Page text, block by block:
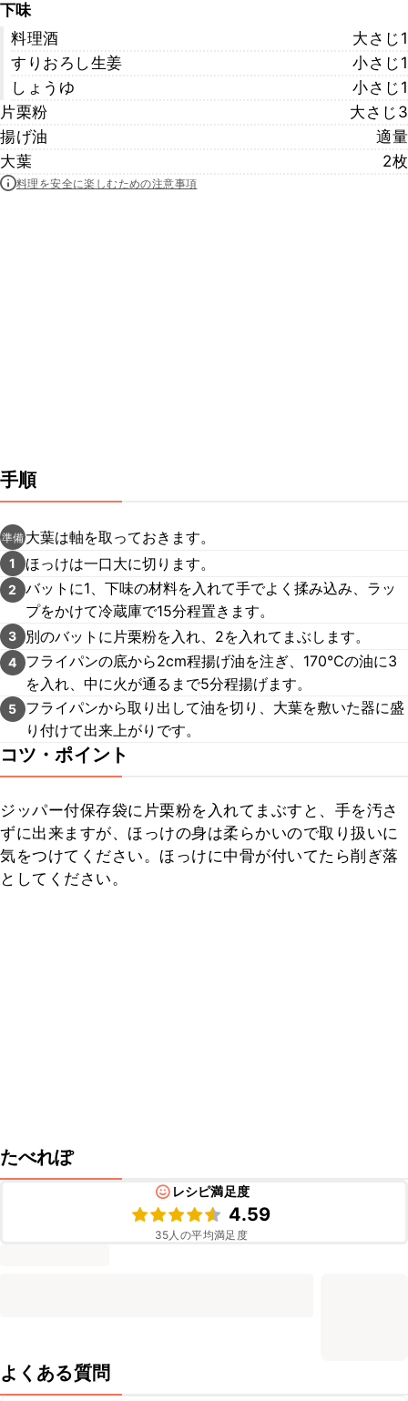
下味
料理酒
大さじ1
すりおろし生姜
小さじ1
しょうゆ
小さじ1
片栗粉
大さじ3
揚げ油
適量
大葉
2枚
料理を安全に楽しむための注意事項
手順
準備 大葉は軸を取っておきます。
1 ほっけは一口大に切ります。
2
バットに1、下味の材料を入れて手でよく揉み込み、ラッ
プをかけて冷蔵庫で15分程置きます。
3 別のバットに片栗粉を入れ、2を入れてまぶします。
4
フライパンの底から2cm程揚げ油を注ぎ、170℃の油に3
を入れ、中に火が通るまで5分程揚げます。
5
フライパンから取り出して油を切り、大葉を敷いた器に盛
り付けて出来上がりです。
コツ・ポイント
ジッパー付保存袋に片栗粉を入れてまぶすと、手を汚さ
ずに出来ますが、ほっけの身は柔らかいので取り扱いに
気をつけてください。ほっけに中骨が付いてたら削ぎ落
としてください。
たべれぽ
レシピ満足度
4.59
35人の平均満足度
よくある質問